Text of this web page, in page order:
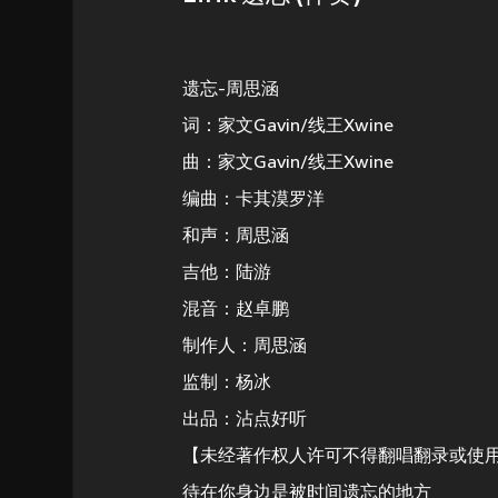
遗忘-周思涵
词：家文Gavin/线王Xwine
曲：家文Gavin/线王Xwine
编曲：卡其漠罗洋
和声：周思涵
吉他：陆游
混音：赵卓鹏
制作人：周思涵
监制：杨冰
出品：沾点好听
【未经著作权人许可不得翻唱翻录或使
待在你身边是被时间遗忘的地方